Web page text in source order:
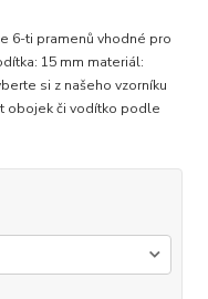
6-ti pramenů vhodné pro
15 mm materiál:
si z našeho vzorníku
obojek či vodítko podle